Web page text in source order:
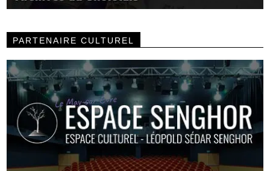
PARTENAIRE CULTUREL